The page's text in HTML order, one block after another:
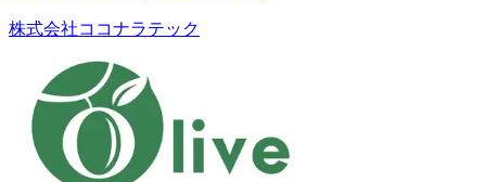
株式会社ココナラテック